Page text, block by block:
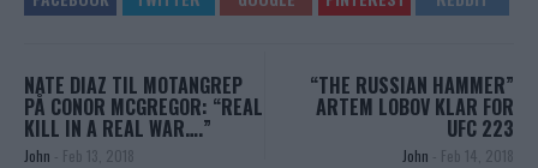
NATE DIAZ TIL MOTANGREP
PÅ CONOR MCGREGOR: “REAL
KILL IN A REAL WAR….”
John - Feb 13, 2018
“THE RUSSIAN HAMMER”
ARTEM LOBOV KLAR FOR
UFC 223
John - Feb 14, 2018